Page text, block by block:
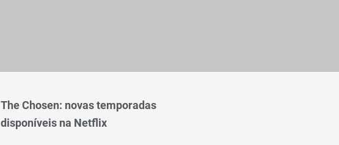
The Chosen: novas temporadas
disponíveis na Netflix